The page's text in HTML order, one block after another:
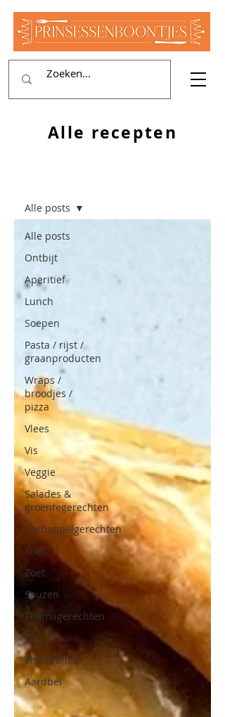
Alle recepten
Alle posts
Ontbijt
Aperitief
Lunch
Soepen
Pasta / rijst /
graanproducten
Wraps /
broodjes /
pizza
Vlees
Vis
Veggie
Salades &
groentegerechten
Aardappelgerechten
Snel
Zoet
Sauzen
Themagerechten
Tips
Thermomix
Aardbei
Alle posts